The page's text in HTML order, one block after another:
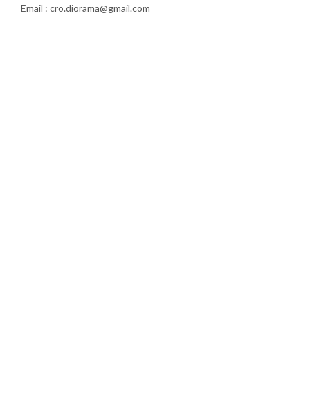
Email : cro.diorama@gmail.com